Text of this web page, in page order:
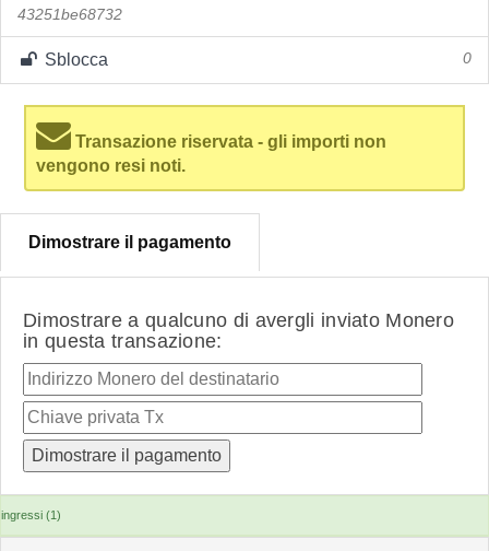
43251be68732
Sblocca 0
Transazione riservata - gli importi non
vengono resi noti.
Dimostrare il pagamento
Dimostrare a qualcuno di avergli inviato Monero
in questa transazione:
ingressi (1)